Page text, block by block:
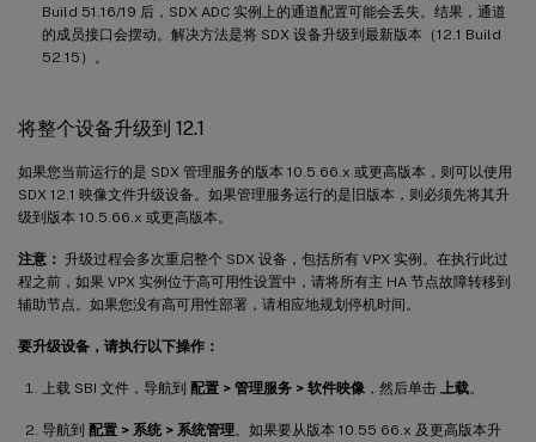
Build 51.16/19 后，SDX ADC 实例上的通道配置可能会丢失。结果，通道
的成员接口会摆动。解决方法是将 SDX 设备升级到最新版本（12.1 Build
52.15）。
将整个设备升级到 12.1
如果您当前运行的是 SDX 管理服务的版本 10.5.66.x 或更高版本，则可以使用
SDX 12.1 映像文件升级设备。如果管理服务运行的是旧版本，则必须先将其升
级到版本 10.5.66.x 或更高版本。
注意：
升级过程会多次重启整个 SDX 设备，包括所有 VPX 实例。在执行此过
程之前，如果 VPX 实例位于高可用性设置中，请将所有主 HA 节点故障转移到
辅助节点。如果您没有高可用性部署，请相应地规划停机时间。
要升级设备，请执行以下操作：
上载 SBI 文件，导航到 配置 > 管理服务 > 软件映像 ，然后单击 上载。
导航到 配置 > 系统 > 系统管理。如果要从版本 10.55 66.x 及更高版本升